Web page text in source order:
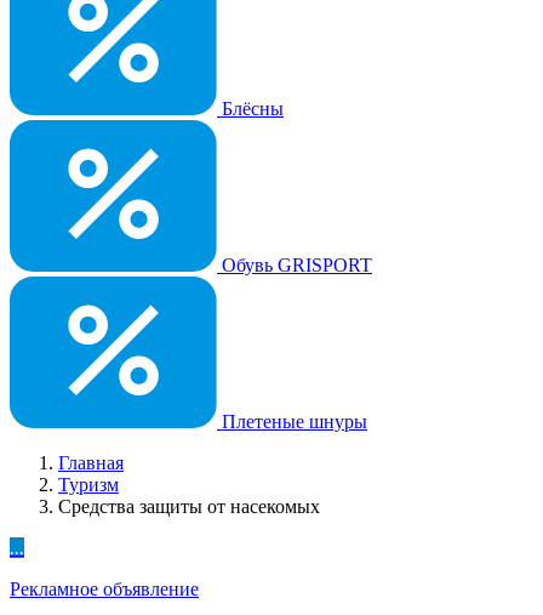
Блёсны
Обувь GRISPORT
Плетеные шнуры
Главная
Туризм
Средства защиты от насекомых
...
Рекламное объявление